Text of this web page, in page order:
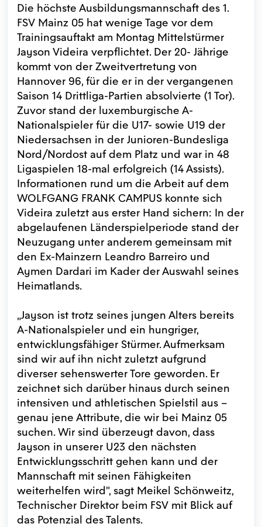
Die höchste Ausbildungsmannschaft des 1.
FSV Mainz 05 hat wenige Tage vor dem
Trainingsauftakt am Montag Mittelstürmer
Jayson Videira verpflichtet. Der 20- Jährige
kommt von der Zweitvertretung von
Hannover 96, für die er in der vergangenen
Saison 14 Drittliga-Partien absolvierte (1 Tor).
Zuvor stand der luxemburgische A-
Nationalspieler für die U17- sowie U19 der
Niedersachsen in der Junioren-Bundesliga
Nord/Nordost auf dem Platz und war in 48
Ligaspielen 18-mal erfolgreich (14 Assists).
Informationen rund um die Arbeit auf dem
WOLFGANG FRANK CAMPUS konnte sich
Videira zuletzt aus erster Hand sichern: In der
abgelaufenen Länderspielperiode stand der
Neuzugang unter anderem gemeinsam mit
den Ex-Mainzern Leandro Barreiro und
Aymen Dardari im Kader der Auswahl seines
Heimatlands.
„Jayson ist trotz seines jungen Alters bereits
A-Nationalspieler und ein hungriger,
entwicklungsfähiger Stürmer. Aufmerksam
sind wir auf ihn nicht zuletzt aufgrund
diverser sehenswerter Tore geworden. Er
zeichnet sich darüber hinaus durch seinen
intensiven und athletischen Spielstil aus –
genau jene Attribute, die wir bei Mainz 05
suchen. Wir sind überzeugt davon, dass
Jayson in unserer U23 den nächsten
Entwicklungsschritt gehen kann und der
Mannschaft mit seinen Fähigkeiten
weiterhelfen wird", sagt Meikel Schönweitz,
Technischer Direktor beim FSV mit Blick auf
das Potenzial des Talents.